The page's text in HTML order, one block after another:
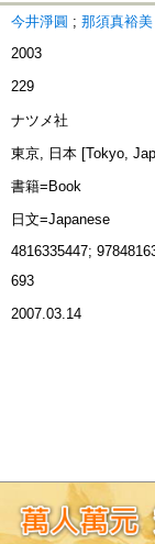
今井淨圓 ; 那須真裕美
2003
229
ナツメ社
東京, 日本 [Tokyo,
書籍=Book
日文=Japanese
4816335447;
693
2007.03.14